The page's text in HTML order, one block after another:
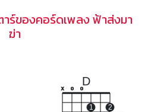
ร์ของคอร์ดเพลง ฟ้าส่งมา
ฆ่า
D
x o o
1
2